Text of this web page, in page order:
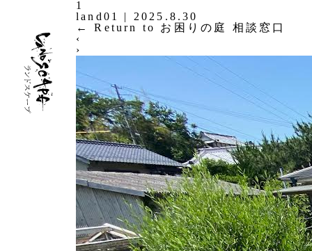
1
land01
| 2025.8.30
←
Return to お困りの庭 相談窓口
‹
›